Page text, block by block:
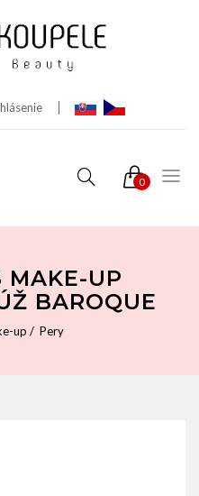
0
MAKE-UP
BAROQUE
up Pery